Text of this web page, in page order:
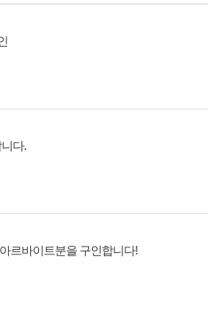
다.
르바이트분을 구인합니다!